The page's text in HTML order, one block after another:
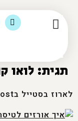
תגית: לואו
לארוז בסטייל בLow cost